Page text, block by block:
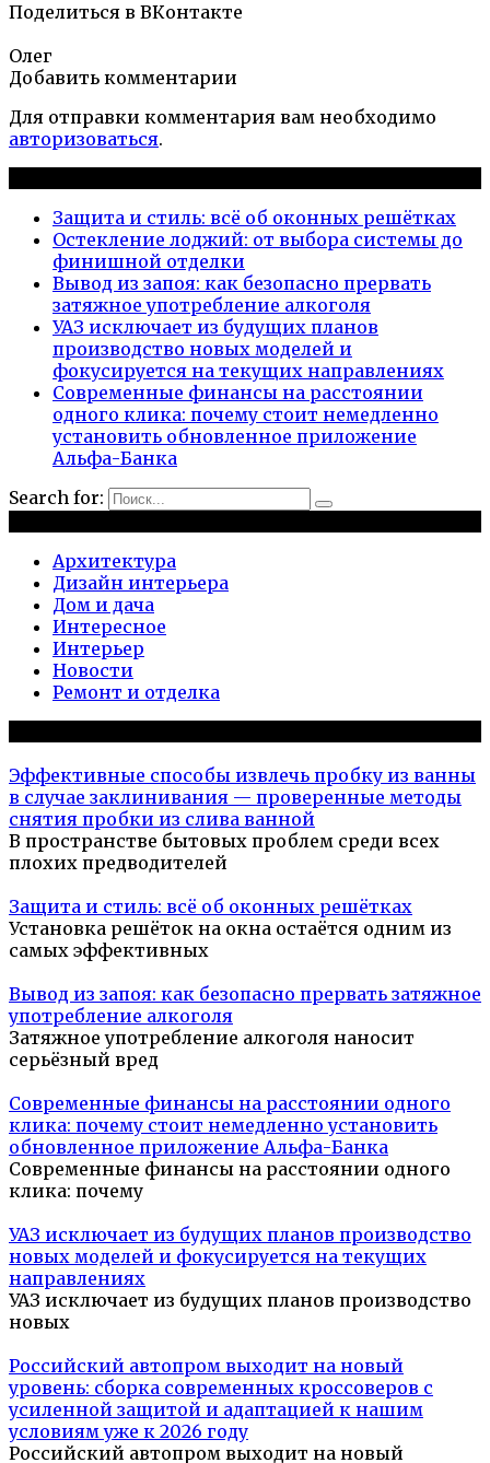
Поделиться в ВКонтакте
Олег
Добавить комментарии
Для отправки комментария вам необходимо
авторизоваться.
Защита и стиль: всё об оконных решётках
Остекление лоджий: от выбора системы до
финишной отделки
Вывод из запоя: как безопасно прервать
затяжное употребление алкоголя
УАЗ исключает из будущих планов
производство новых моделей и
фокусируется на текущих направлениях
Современные финансы на расстоянии
одного клика: почему стоит немедленно
установить обновленное приложение
Альфа-Банка
Search for:
Архитектура
Дизайн интерьера
Дом и дача
Интересное
Интерьер
Новости
Ремонт и отделка
Эффективные способы извлечь пробку из ванны
в случае заклинивания — проверенные методы
снятия пробки из слива ванной
В пространстве бытовых проблем среди всех
плохих предводителей
Защита и стиль: всё об оконных решётках
Установка решёток на окна остаётся одним из
самых эффективных
Вывод из запоя: как безопасно прервать затяжное
употребление алкоголя
Затяжное употребление алкоголя наносит
серьёзный вред
Современные финансы на расстоянии одного
клика: почему стоит немедленно установить
обновленное приложение Альфа-Банка
Современные финансы на расстоянии одного
клика: почему
УАЗ исключает из будущих планов производство
новых моделей и фокусируется на текущих
направлениях
УАЗ исключает из будущих планов производство
новых
Российский автопром выходит на новый
уровень: сборка современных кроссоверов с
усиленной защитой и адаптацией к нашим
условиям уже к 2026 году
Российский автопром выходит на новый